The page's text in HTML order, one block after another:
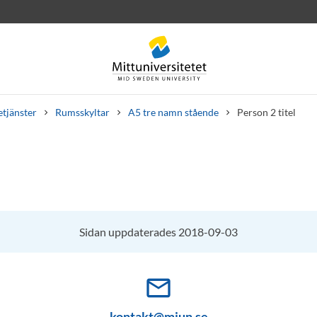
Rumsskyltar A5 tre namn stående Person 2 titel
Sidan uppdaterades 2018-09-03
mail_outline